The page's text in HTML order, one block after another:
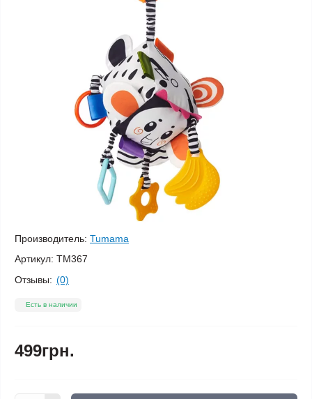
Производитель: Tumama
Артикул: TM367
Отзывы: (0)
Есть в наличии
499грн.